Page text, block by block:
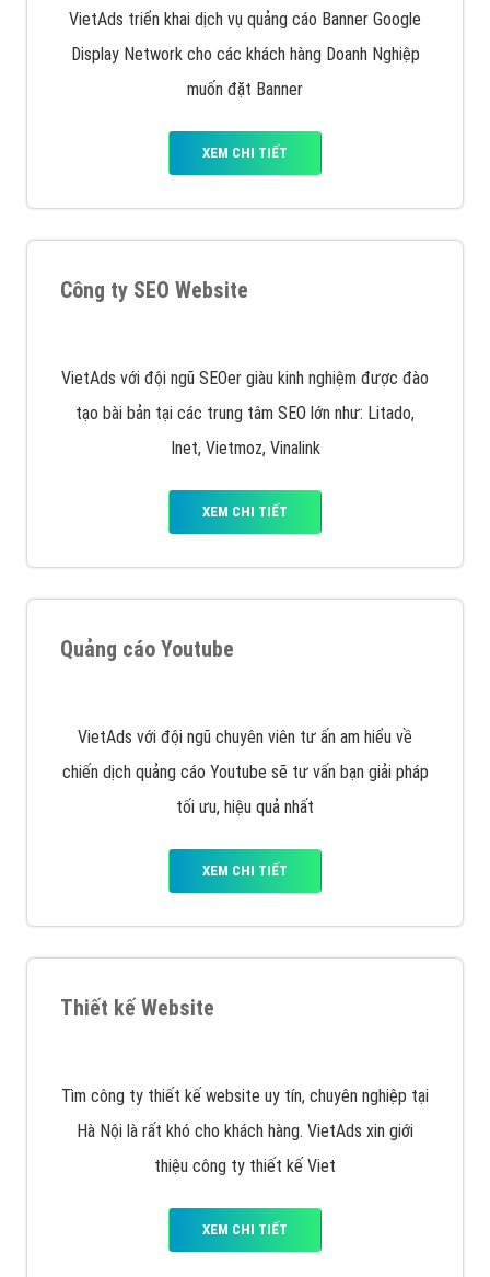
VietAds triển khai dịch vụ quảng cáo Banner Google
Display Network cho các khách hàng Doanh Nghiệp
muốn đặt Banner
XEM CHI TIẾT
Công ty SEO Website
VietAds với đội ngũ SEOer giàu kinh nghiệm được đào
tạo bài bản tại các trung tâm SEO lớn như: Litado,
Inet, Vietmoz, Vinalink
XEM CHI TIẾT
Quảng cáo Youtube
VietAds với đội ngũ chuyên viên tư ấn am hiểu về
chiến dịch quảng cáo Youtube sẽ tư vấn bạn giải pháp
tối ưu, hiệu quả nhất
XEM CHI TIẾT
Thiết kế Website
Tìm công ty thiết kế website uy tín, chuyên nghiệp tại
Hà Nội là rất khó cho khách hàng. VietAds xin giới
thiệu công ty thiết kế Viet
XEM CHI TIẾT